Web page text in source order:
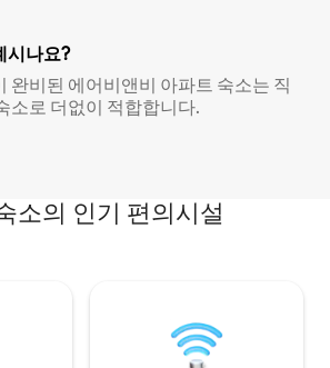
시나요?
완비된 에어비앤비 아파트 숙소는 직
소로 더없이 적합합니다.
소의 인기 편의시설